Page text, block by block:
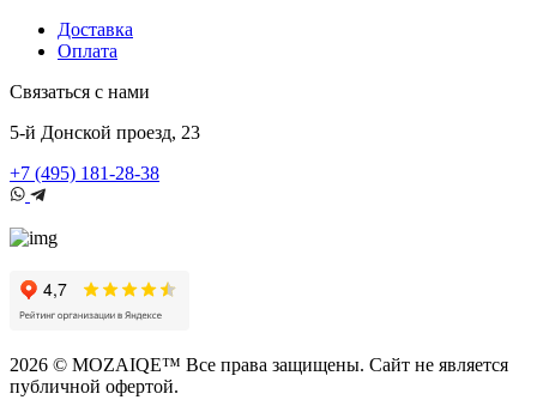
Доставка
Оплата
Связаться с нами
5-й Донской проезд, 23
+7 (495) 181-28-38
2026 © MOZAIQE™ Все права защищены. Сайт не является
публичной офертой.